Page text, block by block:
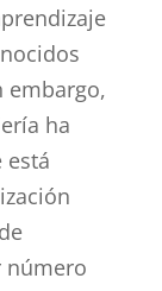
embargo,
ha
está
número